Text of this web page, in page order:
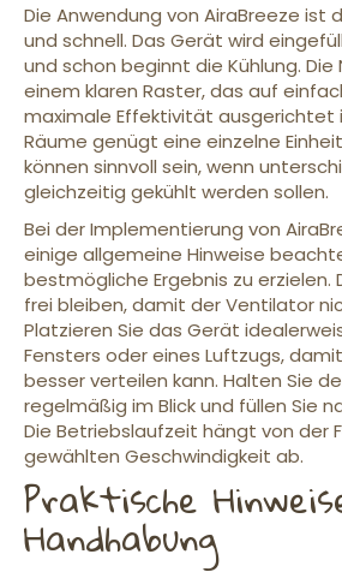
Die Anwendung von AiraBreeze ist
und schnell. Das Gerät wird
und schon beginnt die Kühlung.
einem klaren Raster, das auf
maximale Effektivität ausgerichtet
Räume genügt eine einzelne
können sinnvoll sein, wenn
gleichzeitig gekühlt werden sollen.
Bei der Implementierung von
einige allgemeine Hinweise
bestmögliche Ergebnis zu erzielen.
frei bleiben, damit der Ventilator
Platzieren Sie das Gerät
Fensters oder eines Luftzugs,
besser verteilen kann. Halten Sie
regelmäßig im Blick und füllen Sie
Die Betriebslaufzeit hängt von der
gewählten Geschwindigkeit ab.
Praktische
Handhabung